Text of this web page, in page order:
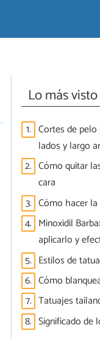
Lo más visto
1. Cortes de
lados y largo
2. Cómo quitar
cara
3. Cómo hacer la
4. Minoxidil
aplicarlo y
5. Estilos de
6. Cómo
7. Tatuajes
8. Significado de